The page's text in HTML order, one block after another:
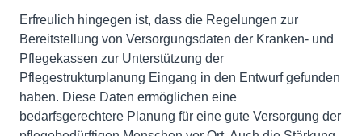
Erfreulich hingegen ist, dass die Regelungen zur
Bereitstellung von Versorgungsdaten der Kranken- und
Pflegekassen zur Unterstützung der
Pflegestrukturplanung Eingang in den Entwurf gefunden
haben. Diese Daten ermöglichen eine
bedarfsgerechtere Planung für eine gute Versorgung der